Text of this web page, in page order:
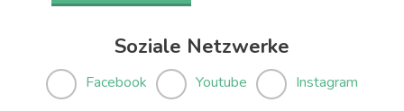
Soziale Netzwerke
Facebook Youtube Instagram